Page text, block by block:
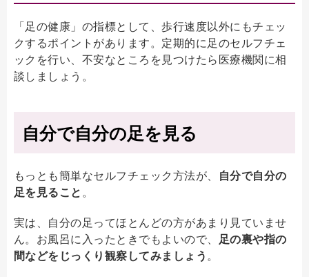
「足の健康」の指標として、歩行速度以外にもチェッ
クするポイントがあります。定期的に足のセルフチェ
ックを行い、不安なところを見つけたら医療機関に相
談しましょう。
自分で自分の足を見る
もっとも簡単なセルフチェック方法が、
自分で自分の
足を見ること。
実は、自分の足ってほとんどの方があまり見ていませ
ん。お風呂に入ったときでもよいので、 足の裏や指の
間などをじっくり観察してみましょう。